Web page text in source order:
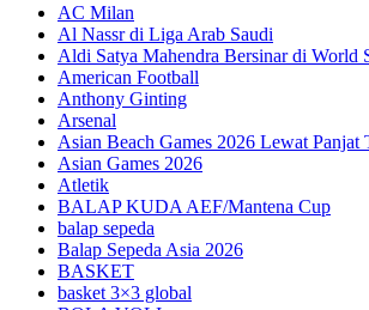
AC Milan
Al Nassr di Liga Arab Saudi
Aldi Satya Mahendra Bersinar di World
American Football
Anthony Ginting
Arsenal
Asian Beach Games 2026 Lewat Panjat
Asian Games 2026
Atletik
BALAP KUDA AEF/Mantena Cup
balap sepeda
Balap Sepeda Asia 2026
BASKET
basket 3×3 global